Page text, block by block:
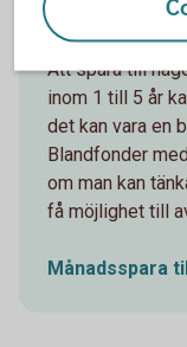
Spara till en
Att spara till
inom 1 till 5 år
det kan vara en
Blandfonder
om man kan
få möjlighet till
Månadsspara